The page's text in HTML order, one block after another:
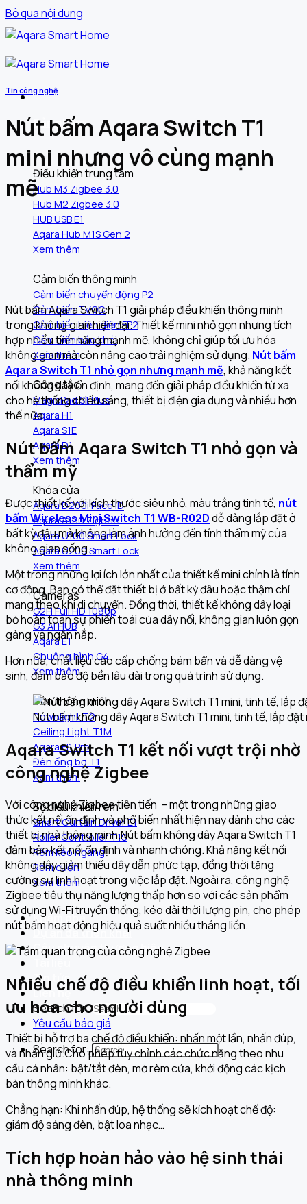
Bỏ qua nội dung
Sản phẩm
Điều khiển trung tâm
Hub M3 Zigbee 3.0
Hub M2 Zigbee 3.0
HUB USB E1
Aqara Hub M1S Gen 2
Xem thêm
Cảm biến thông minh
Cảm biến chuyển động P2
Cảm biến TVOC
Cảm biến hiện diện FP2
Cảm biến báo khói
Xem thêm
Công tắc
MagicPad S1 Plus
Aqara H1
Aqara S1E
Aqara D1
Xem thêm
Khóa cửa
Aqara D200i Face ID
Aqara A100 Zigbee
Aqara U100 Smart Lock
Aqara U200 Smart Lock
Xem thêm
Cameras
G2H Full HD 1080p
G3 AI HUB
Aqara E1
Chuông hình G4
Xem thêm
Đèn thông minh
Downlight T2
Ceiling Light T1M
Aqara H1 Pro
Đèn ống bơ T1
Xem thêm
Bộ điều khiển rèm
Smart Curtain Driver E1
Roller Controller T1S
Rèm kéo ngang
Rèm cuốn
Xem thêm
Khám phá
Dự án đã triển khai
Câu chuyện thương hiệu
Tài liệu
Tin tức
Liên hệ
Search for:
Yêu cầu báo giá
Search for:
Tin công nghệ
Nút bấm Aqara Switch T1
mini nhưng vô cùng mạnh
mẽ
Nút bấm Aqara Switch T1 giải pháp điều khiển thông minh
trong không gian hiện đại. Thiết kế mini nhỏ gọn nhưng tích
hợp nhiều tính năng mạnh mẽ, không chỉ giúp tối ưu hóa
không gian mà còn nâng cao trải nghiệm sử dụng. Nút bấm
Aqara Switch T1 nhỏ gọn nhưng mạnh mẽ, khả năng kết
nối không dây ổn định, mang đến giải pháp điều khiển từ xa
cho hệ thống chiếu sáng, thiết bị điện gia dụng và nhiều hơn
thế nữa.
Nút bấm Aqara Switch T1 nhỏ gọn và
thẩm mỹ
Được thiết kế với kích thước siêu nhỏ, màu trắng tinh tế, nút
bấm Wireless Mini Switch T1 WB-R02Ddễ dàng lắp đặt ở
bất kỳ đâu mà không làm ảnh hưởng đến tính thẩm mỹ của
không gian sống.
Một trong những lợi ích lớn nhất của thiết kế mini chính là tính
cơ động. Bạn có thể đặt thiết bị ở bất kỳ đâu hoặc thậm chí
mang theo khi di chuyển. Đồng thời, thiết kế không dây loại
bỏ hoàn toàn sự phiền toái của dây nối, không gian luôn gọn
gàng và ngăn nắp.
Hơn nữa, chất liệu cao cấp chống bám bẩn và dễ dàng vệ
sinh, đảm bảo độ bền lâu dài trong quá trình sử dụng.
Nút bấm không dây Aqara Switch T1 mini, tinh tế, lắp
Aqara Switch T1 kết nối vượt trội nhờ
công nghệ Zigbee
Với công nghệ Zigbee tiên tiến – một trong những giao
thức kết nối ổn định và phổ biến nhất hiện nay dành cho các
thiết bị nhà thông minh.Nút bấm không dây Aqara Switch T1
đảm bảo kết nối ổn định và nhanh chóng. Khả năng kết nối
không dây giảm thiểu dây dẫn phức tạp, đồng thời tăng
cường sự linh hoạt trong việc lắp đặt. Ngoài ra, công nghệ
Zigbee tiêu thụ năng lượng thấp hơn so với các sản phẩm
sử dụng Wi-Fi truyền thống, kéo dài thời lượng pin, cho phép
nút bấm hoạt động hiệu quả suốt nhiều tháng liền.
Nhiều chế độ điều khiển linh hoạt, tối
ưu hóa cho người dùng
Thiết bị hỗ trợ ba chế độ điều khiển: nhấn một lần, nhấn đúp,
và nhấn giữ.Cho phép tùy chỉnh các chức năng theo nhu
cầu cá nhân: bật/tắt đèn, mở rèm cửa, khởi động các kịch
bản thông minh khác.
Chẳng hạn: Khi nhấn đúp, hệ thống sẽ kích hoạt chế độ:
giảm độ sáng đèn, bật loa nhạc…
Tích hợp hoàn hảo vào hệ sinh thái
nhà thông minh